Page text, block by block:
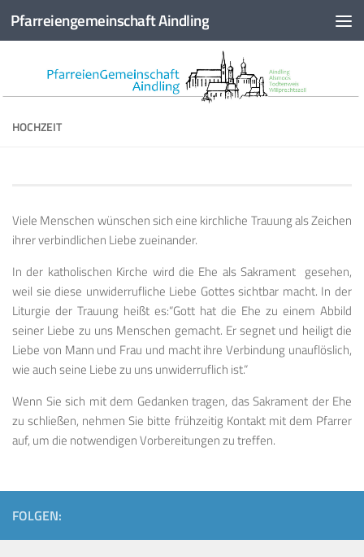
Zum Inhalt springen
Pfarreiengemeinschaft Aindling
HOCHZEIT
Viele Menschen wünschen sich eine kirchliche Trauung als Zeichen
ihrer verbindlichen Liebe zueinander.
In der katholischen Kirche wird die Ehe als Sakrament gesehen,
weil sie diese unwiderrufliche Liebe Gottes sichtbar macht. In der
Liturgie der Trauung heißt es:“Gott hat die Ehe zu einem Abbild
seiner Liebe zu uns Menschen gemacht. Er segnet und heiligt die
Liebe von Mann und Frau und macht ihre Verbindung unauflöslich,
wie auch seine Liebe zu uns unwiderruflich ist.“
Wenn Sie sich mit dem Gedanken tragen, das Sakrament der Ehe
zu schließen, nehmen Sie bitte frühzeitig Kontakt mit dem Pfarrer
auf, um die notwendigen Vorbereitungen zu treffen.
FOLGEN: